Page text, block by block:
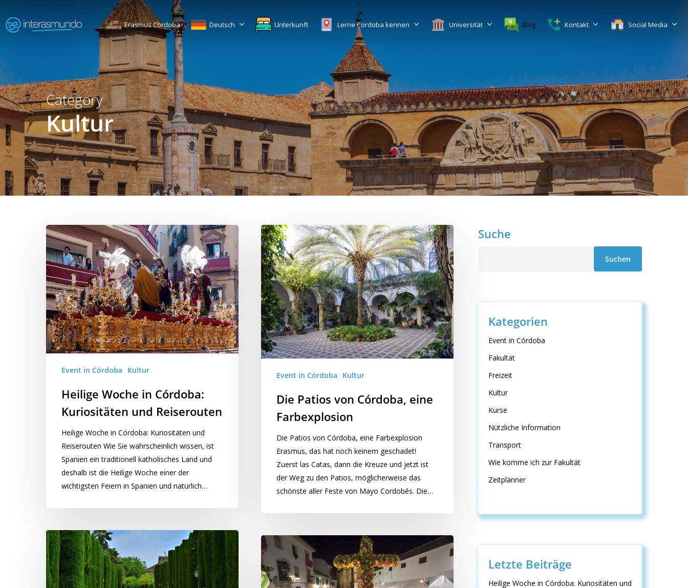
to
main
Erasmus Cordoba Deutsch Unterkunft Lerne Cordoba kennen Universität Blog Kontakt Social Media
Category
Kultur
Event in Córdoba Kultur
Heilige Woche in Córdoba:
Kuriositäten und Reiserouten
Heilige Woche in Córdoba: Kuriositäten und
Reiserouten Wie Sie wahrscheinlich wissen, ist
Spanien ein traditionell katholisches Land und
deshalb ist die Heilige Woche einer der
wichtigsten Feiern in Spanien und natürlich…
Event in Córdoba Kultur
Die Patios von Córdoba, eine
Farbexplosion
Die Patios von Córdoba, eine Farbexplosion
Erasmus, das hat noch keinem geschadet!
Zuerst las Catas, dann die Kreuze und jetzt ist
der Weg zu den Patios, möglicherweise das
schönste aller Feste von Mayo Cordobés. Die…
Suche
Suchen
Kategorien
Event in Córdoba
Fakultät
Freizeit
Kultur
Kurse
Nützliche Information
Transport
Wie komme ich zur Fakultät
Zeitplänner
Letzte Beiträge
Heilige Woche in Córdoba: Kuriositäten und